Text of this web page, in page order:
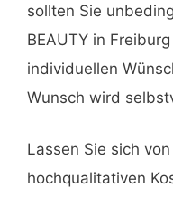
sollten Sie
BEAUTY in
individuellen
Wunsch wird
Lassen Sie sich
hochqualitativen